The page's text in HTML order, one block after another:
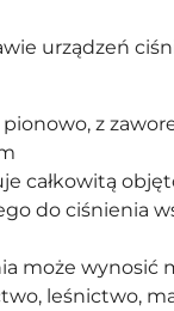
urządzeń
z
całkowitą
do ciśnienia
może wynosić
leśnictwo,